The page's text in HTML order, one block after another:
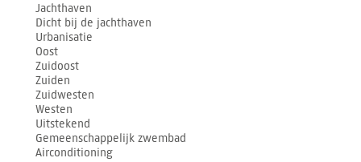
Jachthaven
Dicht bij de jachthaven
Urbanisatie
Oost
Zuidoost
Zuiden
Zuidwesten
Westen
Uitstekend
Gemeenschappelijk zwembad
Airconditioning